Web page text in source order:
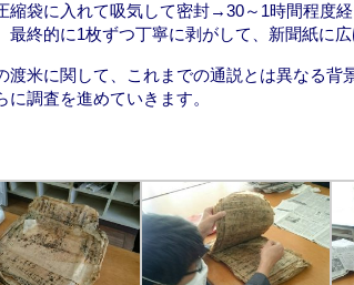
縮袋に入れて吸気して密封→30～1時間程度
終的に1枚ずつ丁寧に剥がして、新聞紙に広
渡米に関して、これまでの通説とは異なる背
調査を進めていきます。